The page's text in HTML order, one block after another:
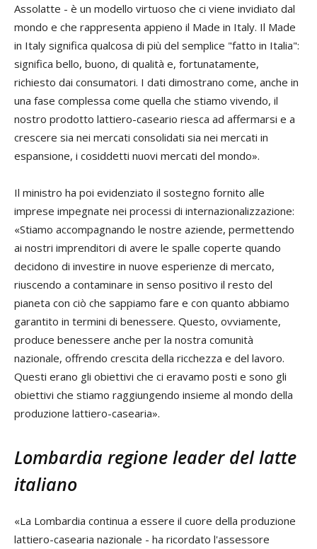
Assolatte - è un modello virtuoso che ci viene invidiato dal
mondo e che rappresenta appieno il Made in Italy. Il Made
in Italy significa qualcosa di più del semplice "fatto in Italia":
significa bello, buono, di qualità e, fortunatamente,
richiesto dai consumatori. I dati dimostrano come, anche in
una fase complessa come quella che stiamo vivendo, il
nostro prodotto lattiero-caseario riesca ad affermarsi e a
crescere sia nei mercati consolidati sia nei mercati in
espansione, i cosiddetti nuovi mercati del mondo».
Il ministro ha poi evidenziato il sostegno fornito alle
imprese impegnate nei processi di internazionalizzazione:
«Stiamo accompagnando le nostre aziende, permettendo
ai nostri imprenditori di avere le spalle coperte quando
decidono di investire in nuove esperienze di mercato,
riuscendo a contaminare in senso positivo il resto del
pianeta con ciò che sappiamo fare e con quanto abbiamo
garantito in termini di benessere. Questo, ovviamente,
produce benessere anche per la nostra comunità
nazionale, offrendo crescita della ricchezza e del lavoro.
Questi erano gli obiettivi che ci eravamo posti e sono gli
obiettivi che stiamo raggiungendo insieme al mondo della
produzione lattiero-casearia».
Lombardia regione leader del latte
italiano
«La Lombardia continua a essere il cuore della produzione
lattiero-casearia nazionale - ha ricordato l'assessore